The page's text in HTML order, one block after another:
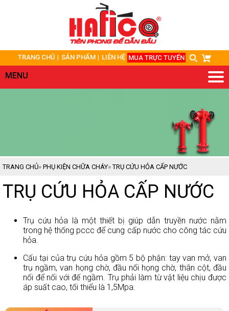
TRANG CHỦ SẢN PHẨM LIÊN HỆ MUA TRỰC TUYẾN
MENU
GIỚI
THIỆU
DỤNG
HỎI
ĐÁP
TÀI
TỨC
TRỰC
TRANG CHỦ» PHỤ KIỆN CHỮA CHÁY» TRỤ CỨU HỎA CẤP NƯỚC
TRỤ CỨU HỎA CẤP NƯỚC
Trụ cứu hỏa là một thiết bị giúp dẫn truyền nước nằm
trong hệ thống pccc để cung cấp nước cho công tác cứu
hỏa.
Cấu tại của trụ cứu hỏa gồm 5 bộ phận: tay van mở, van
trụ ngầm, van họng chờ, đầu nối họng chờ, thân cột, đầu
nối để nối với đế ngầm. Trụ phải làm từ vật liệu chịu được
áp suất cao, tối thiểu là 1,5Mpa.